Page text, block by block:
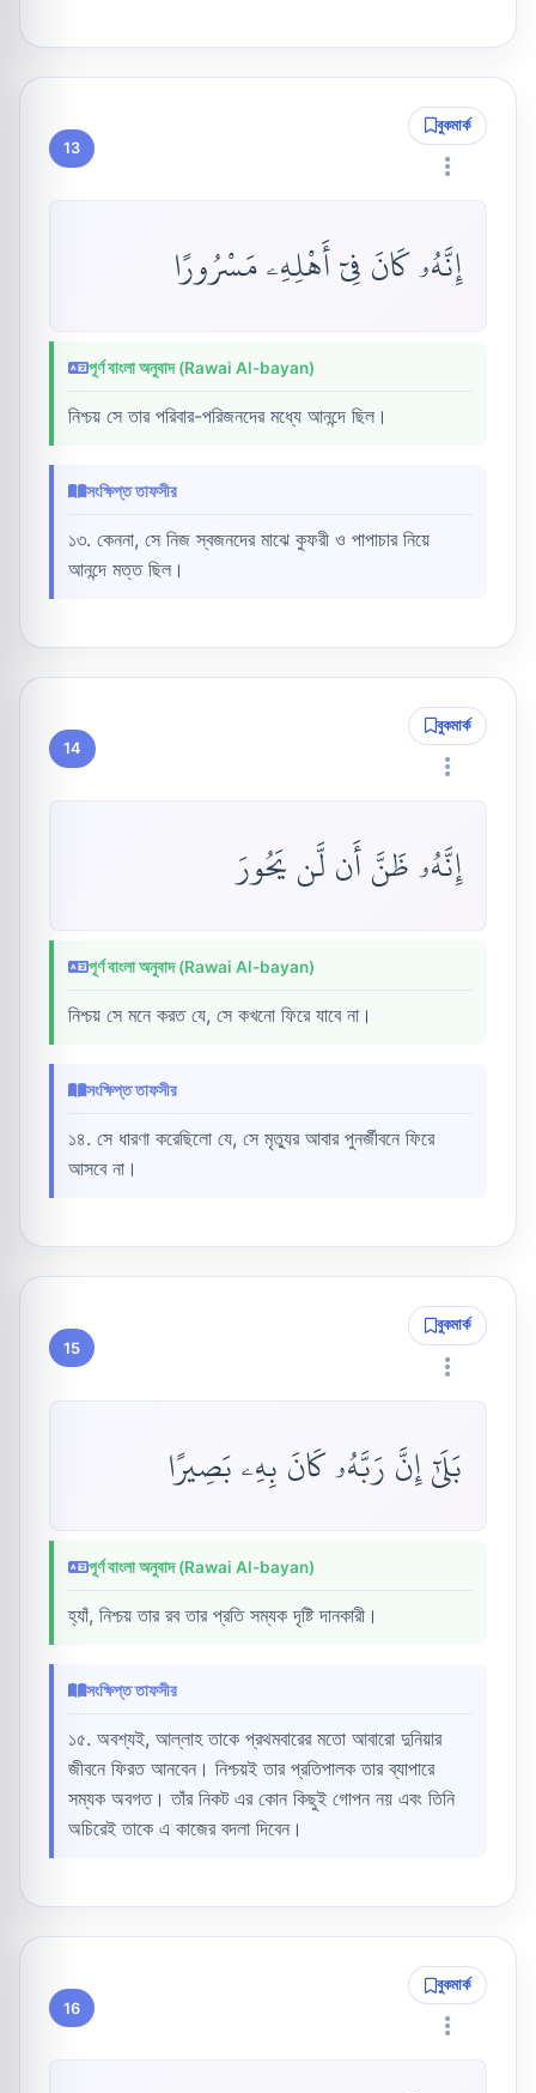
13
বুকমার্ক
إِنَّهُۥ كَانَ فِىٓ أَهْلِهِۦ مَسْرُورًا
পূর্ণ বাংলা অনুবাদ (Rawai Al-bayan)
নিশ্চয় সে তার পরিবার-পরিজনদের মধ্যে আনন্দে ছিল।
সংক্ষিপ্ত তাফসীর
১৩. কেননা, সে নিজ স্বজনদের মাঝে কুফরী ও পাপাচার নিয়ে
আনন্দে মত্ত ছিল।
14
বুকমার্ক
إِنَّهُۥ ظَنَّ أَن لَّن يَحُورَ
পূর্ণ বাংলা অনুবাদ (Rawai Al-bayan)
নিশ্চয় সে মনে করত যে, সে কখনো ফিরে যাবে না।
সংক্ষিপ্ত তাফসীর
১৪. সে ধারণা করেছিলো যে, সে মৃত্যুর আবার পুনর্জীবনে ফিরে
আসবে না।
15
বুকমার্ক
بَلَىٰٓ إِنَّ رَبَّهُۥ كَانَ بِهِۦ بَصِيرًا
পূর্ণ বাংলা অনুবাদ (Rawai Al-bayan)
হ্যাঁ, নিশ্চয় তার রব তার প্রতি সম্যক দৃষ্টি দানকারী।
সংক্ষিপ্ত তাফসীর
১৫. অবশ্যই, আল্লাহ তাকে প্রথমবারের মতো আবারো দুনিয়ার
জীবনে ফিরত আনবেন। নিশ্চয়ই তার প্রতিপালক তার ব্যাপারে
সম্যক অবগত। তাঁর নিকট এর কোন কিছুই গোপন নয় এবং তিনি
অচিরেই তাকে এ কাজের বদলা দিবেন।
16
বুকমার্ক